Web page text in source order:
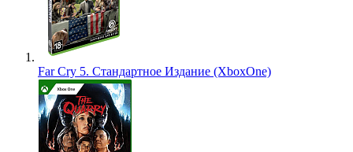
Far Cry 5. Стандартное Издание (XboxOne)